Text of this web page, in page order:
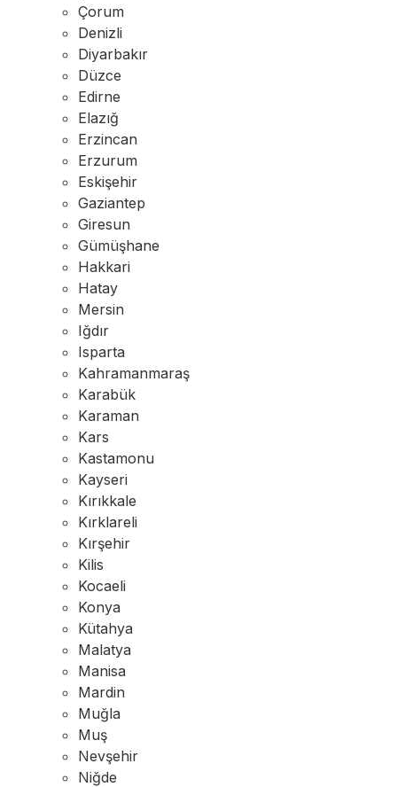
Çorum
Denizli
Diyarbakır
Düzce
Edirne
Elazığ
Erzincan
Erzurum
Eskişehir
Gaziantep
Giresun
Gümüşhane
Hakkari
Hatay
Mersin
Iğdır
Isparta
Kahramanmaraş
Karabük
Karaman
Kars
Kastamonu
Kayseri
Kırıkkale
Kırklareli
Kırşehir
Kilis
Kocaeli
Konya
Kütahya
Malatya
Manisa
Mardin
Muğla
Muş
Nevşehir
Niğde